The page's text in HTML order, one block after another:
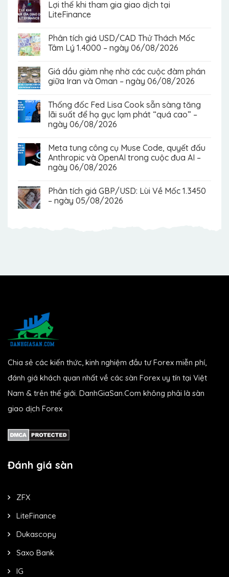
Lợi thế khi tham gia giao dịch tại
LiteFinance
Phân tích giá USD/CAD Thử Thách Mốc
Tâm Lý 1.4000 – ngày 06/08/2026
Giá dầu giảm nhẹ nhờ các cuộc đàm phán
giữa Iran và Oman – ngày 06/08/2026
Thống đốc Fed Lisa Cook sẵn sàng tăng
lãi suất để hạ gục lạm phát “quá cao” –
ngày 06/08/2026
Meta tung công cụ Muse Code, quyết đấu
Anthropic và OpenAI trong cuộc đua AI –
ngày 06/08/2026
Phân tích giá GBP/USD: Lùi Về Mốc 1.3450
– ngày 05/08/2026
Chia sẻ các kiến thức, kinh nghiệm đầu tư Forex miễn phí,
đánh giá khách quan nhất về các sàn Forex uy tín tại Việt
Nam & trên thế giới. DanhGiaSan.Com không phải là sàn
giao dịch Forex
Đánh giá sàn
ZFX
LiteFinance
Dukascopy
Saxo Bank
IG